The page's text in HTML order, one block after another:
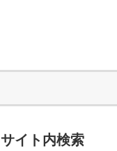
サイト内検索